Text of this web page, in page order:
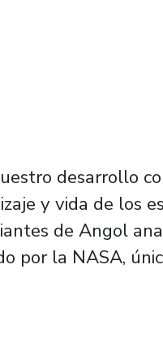
desarrollo
y vida de los
de Angol
por la NASA,